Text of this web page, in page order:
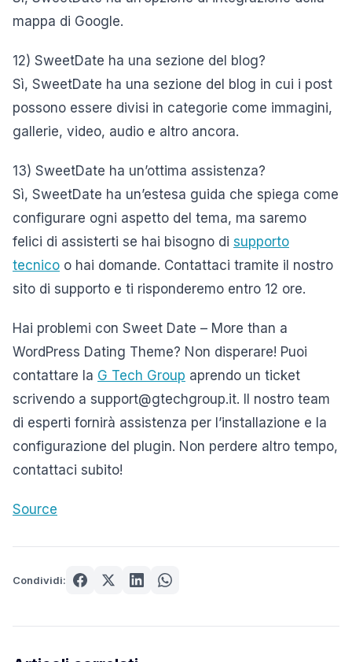
mappa di Google.
12) SweetDate ha una sezione del blog?
Sì, SweetDate ha una sezione del blog in cui i post
possono essere divisi in categorie come immagini,
gallerie, video, audio e altro ancora.
13) SweetDate ha un’ottima assistenza?
Sì, SweetDate ha un’estesa guida che spiega come
configurare ogni aspetto del tema, ma saremo
felici di assisterti se hai bisogno di supporto
tecnico o hai domande. Contattaci tramite il nostro
sito di supporto e ti risponderemo entro 12 ore.
Hai problemi con Sweet Date – More than a
WordPress Dating Theme? Non disperare! Puoi
contattare la G Tech Group aprendo un ticket
scrivendo a support@gtechgroup.it. Il nostro team
di esperti fornirà assistenza per l’installazione e la
configurazione del plugin. Non perdere altro tempo,
contattaci subito!
Source
Condividi: